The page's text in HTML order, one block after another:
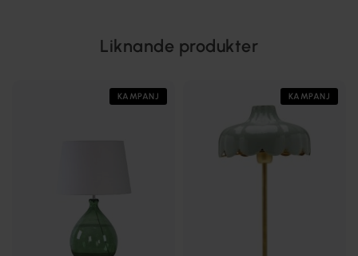
Liknande produkter
KAMPANJ KAMPANJ